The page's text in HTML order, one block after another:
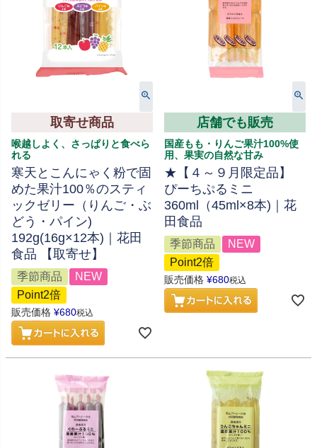
取寄せ商品
喉越しよく、さっぱりと食べら
れる
寒天とこんにゃく粉で固
めた果汁100％のスティ
ックゼリー（りんご・ぶ
どう・パイン)
192g(16g×12本)｜花田
食品 【取寄せ】
季節商品
NEW
Point2倍
販売価格 ¥680税込
店舗でも販売
国産もも・りんご果汁100%使
用、果実の自然な甘み
★【４～９月限定品】
ぴーちぷるミニ
360ml（45ml×8本)｜花
田食品
季節商品
NEW
Point2倍
販売価格 ¥680税込